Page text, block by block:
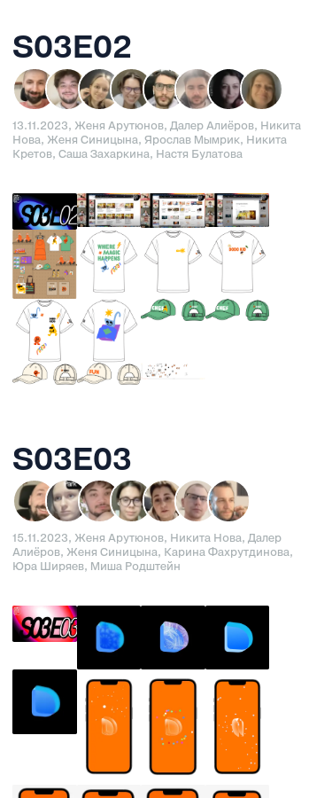
S03E02
13.11.2023, Женя Арутюнов, Далер Алиёров, Никита
Нова, Женя Синицына, Ярослав Мымрик, Никита
Кретов, Саша Захаркина, Настя Булатова
S03E03
15.11.2023, Женя Арутюнов, Никита Нова, Далер
Алиёров, Женя Синицына, Карина Фахрутдинова,
Юра Ширяев, Миша Родштейн